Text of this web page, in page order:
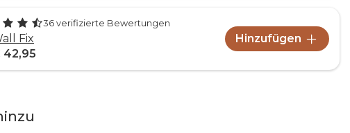
36 verifizierte Bewertungen
Fix
42,95
Hinzufügen